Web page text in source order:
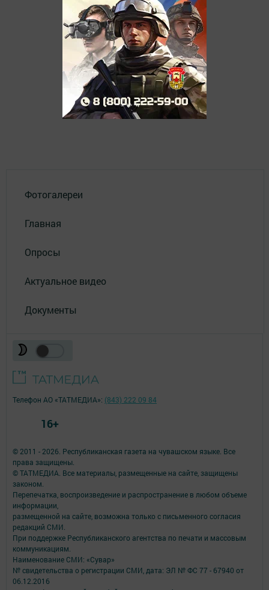
Фотогалереи
Главная
Опросы
Актуальное видео
Документы
© 2011 - 2026. Республиканская газета на чувашском языке. Все
права защищены.
© ТАТМЕДИА. Все материалы, размещенные на сайте, защищены
законом.
Перепечатка, воспроизведение и распространение в любом объеме
информации,
размещенной на сайте, возможна только с письменного согласия
редакций СМИ.
При поддержке Республиканского агентства по печати и массовым
коммуникациям.
Наименование СМИ: «Сувар»
№ свидетельства о регистрации СМИ, дата: ЭЛ № ФС 77 - 67940 от
06.12.2016
Телефон АО «ТАТМЕДИА»: (843) 222 09 84
16+